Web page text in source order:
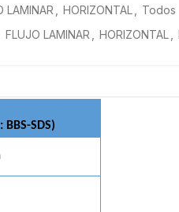
LAMINAR , HORIZONTAL, Todos
FLUJO LAMINAR , HORIZONTAL,
SDS)